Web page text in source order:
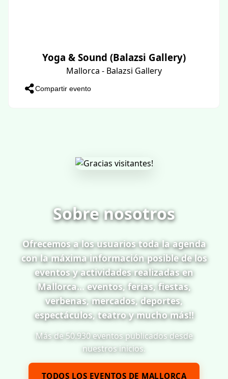
Yoga & Sound (Balazsi Gallery)
Mallorca - Balazsi Gallery
Compartir evento
Sobre nosotros
Ofrecemos a los usuarios toda la agenda
con la máxima información posible de los
eventos y actividades realizadas en
Mallorca... eventos, ferias, fiestas,
verbenas, mercados, deportes,
espectáculos, teatro y mucho más!!
Más de 50.930 eventos publicados desde
nuestros inicios.
TODOS LOS EVENTOS DE MALLORCA